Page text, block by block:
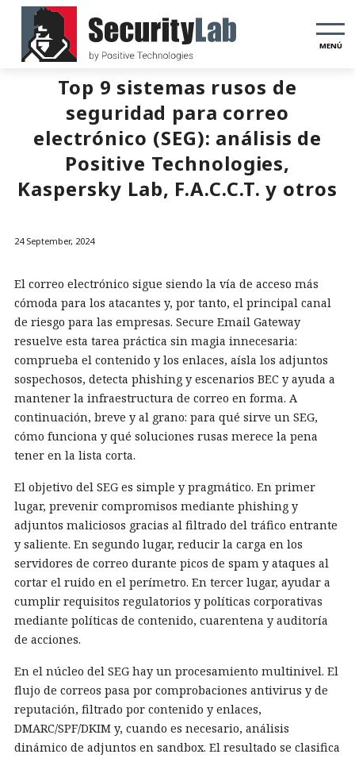
MENÚ
Top 9 sistemas rusos de
seguridad para correo
electrónico (SEG): análisis de
Positive Technologies,
Kaspersky Lab, F.A.C.C.T. y otros
24 September, 2024
El correo electrónico sigue siendo la vía de acceso más
cómoda para los atacantes y, por tanto, el principal canal
de riesgo para las empresas. Secure Email Gateway
resuelve esta tarea práctica sin magia innecesaria:
comprueba el contenido y los enlaces, aísla los adjuntos
sospechosos, detecta phishing y escenarios BEC y ayuda a
mantener la infraestructura de correo en forma. A
continuación, breve y al grano: para qué sirve un SEG,
cómo funciona y qué soluciones rusas merece la pena
tener en la lista corta.
El objetivo del SEG es simple y pragmático. En primer
lugar, prevenir compromisos mediante phishing y
adjuntos maliciosos gracias al filtrado del tráfico entrante
y saliente. En segundo lugar, reducir la carga en los
servidores de correo durante picos de spam y ataques al
cortar el ruido en el perímetro. En tercer lugar, ayudar a
cumplir requisitos regulatorios y políticas corporativas
mediante políticas de contenido, cuarentena y auditoría
de acciones.
En el núcleo del SEG hay un procesamiento multinivel. El
flujo de correos pasa por comprobaciones antivirus y de
reputación, filtrado por contenido y enlaces,
DMARC/SPF/DKIM y, cuando es necesario, análisis
dinámico de adjuntos en sandbox. El resultado se clasifica